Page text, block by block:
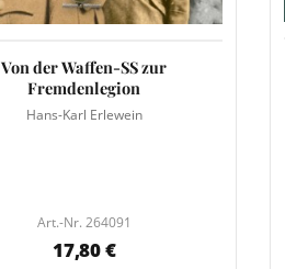
Von der Waffen-SS zur
Fremdenlegion
Hans-Karl Erlewein
Art.-Nr. 264091
17,80 €